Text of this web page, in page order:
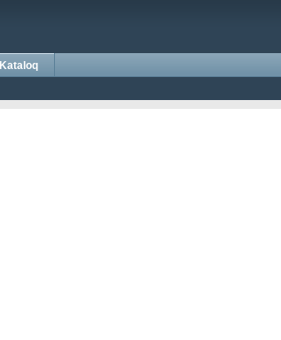
Kataloq